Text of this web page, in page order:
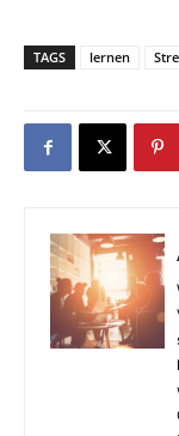
TAGS lernen